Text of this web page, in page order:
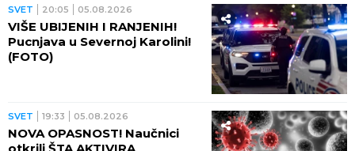
SVET 20:05 05.08.2026
VIŠE UBIJENIH I RANJENIH!
Pucnjava u Severnoj Karolini!
(FOTO)
SVET 19:33 05.08.2026
NOVA OPASNOST! Naučnici